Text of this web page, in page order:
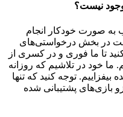
نیست؟
به صورت خودکار انجام
در بخش درخواستی‌های
تا ما فوری و در کسری از
ما خود در تلاشیم که روزانه
بیفزاییم. توجه کنید که تنها
بازی‌های پشتیبانی شده